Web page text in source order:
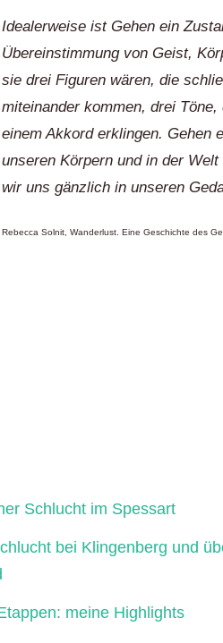
Idealerweise ist Gehen ein
Übereinstimmung von Geist,
sie drei Figuren wären, die
miteinander kommen, drei
einem Akkord erklingen. Gehen
unseren Körpern und in der
wir uns gänzlich in unseren
Rebecca Solnit, Wanderlust. Eine Geschichte des
Schlucht im Spessart
bei Klingenberg und
meine Highlights